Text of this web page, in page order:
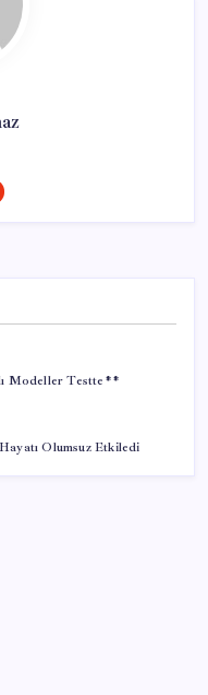
Modeller Testte**
Olumsuz Etkiledi